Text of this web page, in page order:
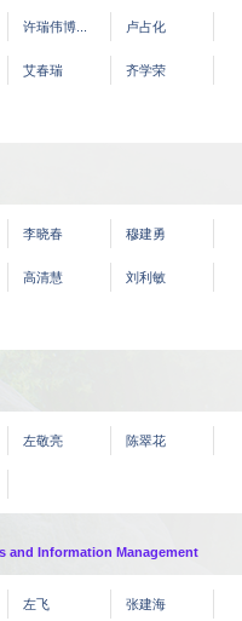
许瑞伟博... 卢占化
艾春瑞 齐学荣
李晓春 穆建勇
高清慧 刘利敏
左敬亮 陈翠花
and Information Management
左飞 张建海